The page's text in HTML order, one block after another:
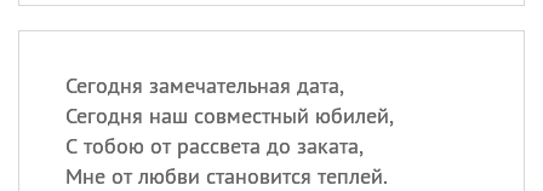
Сегодня замечательная дата,
Сегодня наш совместный юбилей,
С тобою от рассвета до заката,
Мне от любви становится теплей.